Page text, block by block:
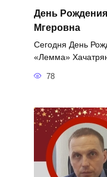
День
Мгеровна
Сегодня День
«Лемма»
78